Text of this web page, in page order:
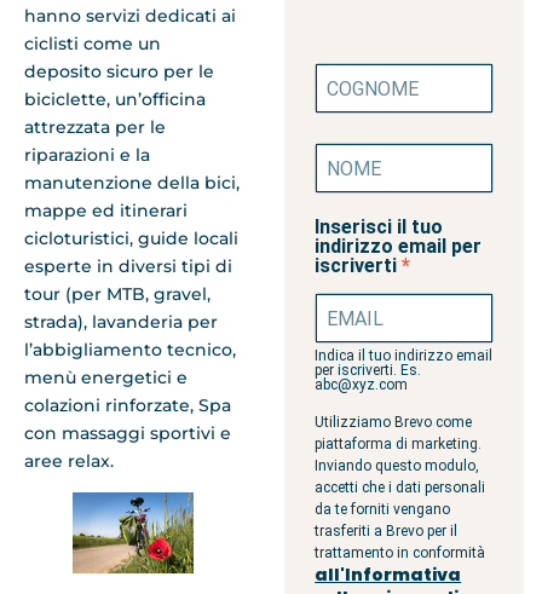
hanno servizi dedicati ai
ciclisti come un
deposito sicuro per le
biciclette, un’officina
attrezzata per le
riparazioni e la
manutenzione della bici,
mappe ed itinerari
cicloturistici, guide locali
esperte in diversi tipi di
tour (per MTB, gravel,
strada), lavanderia per
l’abbigliamento tecnico,
menù energetici e
colazioni rinforzate, Spa
con massaggi sportivi e
aree relax.
Inserisci il tuo
indirizzo email per
iscriverti
Indica il tuo indirizzo email
per iscriverti. Es.
abc@xyz.com
Utilizziamo Brevo come
piattaforma di marketing.
Inviando questo modulo,
accetti che i dati personali
da te forniti vengano
trasferiti a Brevo per il
trattamento in conformità
all'Informativa